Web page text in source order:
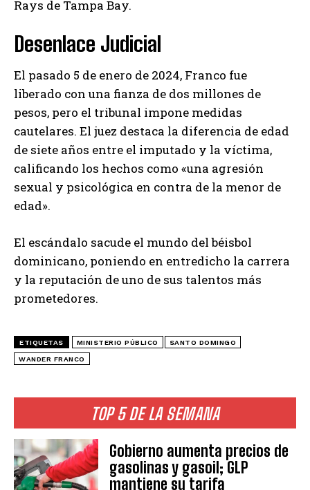
TOP 5 DE LA SEMANA
Gobierno aumenta precios de
gasolinas y gasoil; GLP
mantiene su tarifa
Rays de Tampa Bay.
Desenlace Judicial
El pasado 5 de enero de 2024, Franco fue
liberado con una fianza de dos millones de
pesos, pero el tribunal impone medidas
cautelares. El juez destaca la diferencia de edad
de siete años entre el imputado y la víctima,
calificando los hechos como «una agresión
sexual y psicológica en contra de la menor de
edad».
El escándalo sacude el mundo del béisbol
dominicano, poniendo en entredicho la carrera
y la reputación de uno de sus talentos más
prometedores.
ETIQUETAS MINISTERIO PÚBLICO SANTO DOMINGO
WANDER FRANCO